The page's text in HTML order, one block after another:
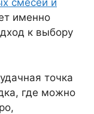
смесей и
именно
к выбору
точка
где можно